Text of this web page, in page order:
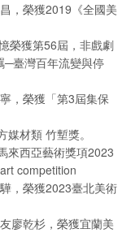
，榮獲2019《全國美
榮獲第56屆，非戲劇
─臺灣百年流變與停
，榮獲「第3屆集保
材類 竹塹獎。
來西亞藝術獎項2023
competition
，榮獲2023臺北美術
廖乾杉，榮獲宜蘭美